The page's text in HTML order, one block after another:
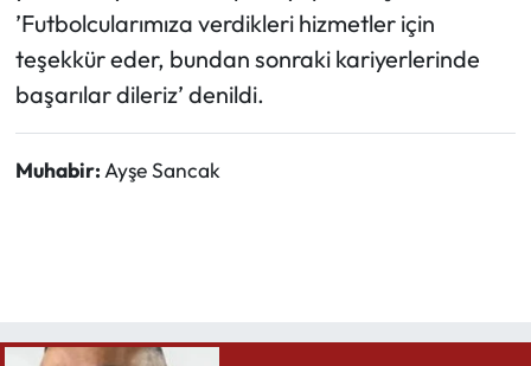
’Futbolcularımıza verdikleri hizmetler için
teşekkür eder, bundan sonraki kariyerlerinde
başarılar dileriz’ denildi.
Muhabir:Ayşe Sancak